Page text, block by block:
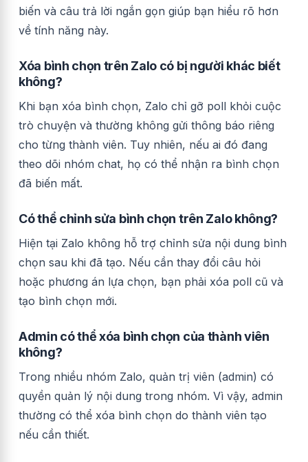
biến và câu trả lời ngắn gọn giúp bạn hiểu rõ hơn
về tính năng này.
Xóa bình chọn trên Zalo có bị người khác biết
không?
Khi bạn xóa bình chọn, Zalo chỉ gỡ poll khỏi cuộc
trò chuyện và thường không gửi thông báo riêng
cho từng thành viên. Tuy nhiên, nếu ai đó đang
theo dõi nhóm chat, họ có thể nhận ra bình chọn
đã biến mất.
Có thể chỉnh sửa bình chọn trên Zalo không?
Hiện tại Zalo không hỗ trợ chỉnh sửa nội dung bình
chọn sau khi đã tạo. Nếu cần thay đổi câu hỏi
hoặc phương án lựa chọn, bạn phải xóa poll cũ và
tạo bình chọn mới.
Admin có thể xóa bình chọn của thành viên
không?
Trong nhiều nhóm Zalo, quản trị viên (admin) có
quyền quản lý nội dung trong nhóm. Vì vậy, admin
thường có thể xóa bình chọn do thành viên tạo
nếu cần thiết.